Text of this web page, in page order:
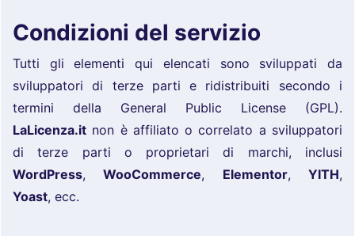
Condizioni del servizio
Tutti gli elementi qui elencati sono sviluppati da
sviluppatori di terze parti e ridistribuiti secondo i
termini della General Public License (GPL).
LaLicenza.it non è affiliato o correlato a sviluppatori
di terze parti o proprietari di marchi, inclusi
WordPress,WooCommerce, Elementor,YITH,
Yoast, ecc.